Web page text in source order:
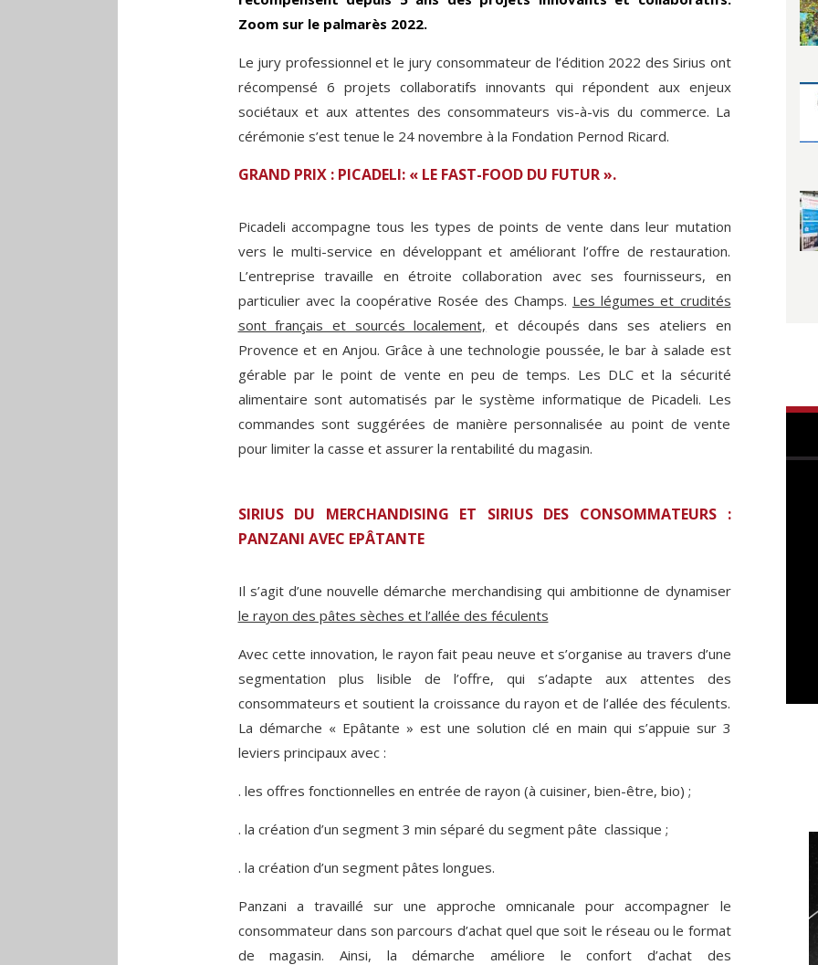
Zoom sur le palmarès 2022.
Le jury professionnel et le jury consommateur de l’édition 2022 des Sirius ont
récompensé 6 projets collaboratifs innovants qui répondent aux enjeux
sociétaux et aux attentes des consommateurs vis-à-vis du commerce. La
cérémonie s’est tenue le 24 novembre à la Fondation Pernod Ricard.
GRAND PRIX : PICADELI: « LE FAST-FOOD DU FUTUR ».
Picadeli accompagne tous les types de points de vente dans leur mutation
vers le multi-service en développant et améliorant l’offre de restauration.
L’entreprise travaille en étroite collaboration avec ses fournisseurs, en
particulier avec la coopérative Rosée des Champs. Les légumes et crudités
sont français et sourcés localement, et découpés dans ses ateliers en
Provence et en Anjou. Grâce à une technologie poussée, le bar à salade est
gérable par le point de vente en peu de temps. Les DLC et la sécurité
alimentaire sont automatisés par le système informatique de Picadeli. Les
commandes sont suggérées de manière personnalisée au point de vente
pour limiter la casse et assurer la rentabilité du magasin.
SIRIUS DU MERCHANDISING ET SIRIUS DES CONSOMMATEURS :
PANZANI AVEC EPÂTANTE
Il s’agit d’une nouvelle démarche merchandising qui ambitionne de dynamiser
le rayon des pâtes sèches et l’allée des féculents
Avec cette innovation, le rayon fait peau neuve et s’organise au travers d’une
segmentation plus lisible de l’offre, qui s’adapte aux attentes des
consommateurs et soutient la croissance du rayon et de l’allée des féculents.
La démarche « Epâtante » est une solution clé en main qui s’appuie sur 3
leviers principaux avec :
. les offres fonctionnelles en entrée de rayon (à cuisiner, bien-être, bio) ;
. la création d’un segment 3 min séparé du segment pâte classique ;
. la création d’un segment pâtes longues.
Panzani a travaillé sur une approche omnicanale pour accompagner le
consommateur dans son parcours d’achat quel que soit le réseau ou le format
de magasin. Ainsi, la démarche améliore le confort d’achat des